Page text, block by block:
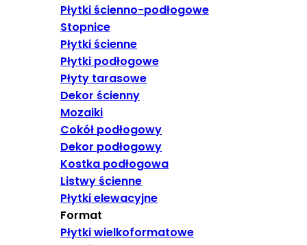
Płytki ścienno-podłogowe
Stopnice
Płytki ścienne
Płytki podłogowe
Płyty tarasowe
Dekor ścienny
Mozaiki
Cokół podłogowy
Dekor podłogowy
Kostka podłogowa
Listwy ścienne
Płytki elewacyjne
Format
Płytki wielkoformatowe